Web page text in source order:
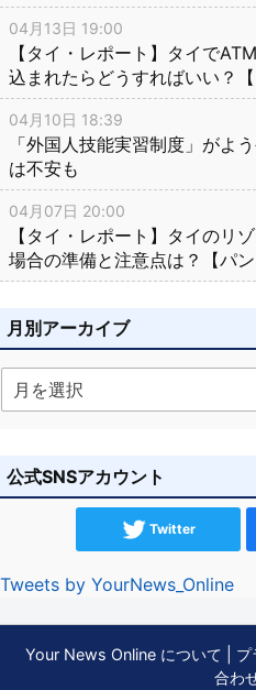
04月13日 19:00
【タイ・レポート】タイで
込まれたらどうすればいい？【
04月10日 18:39
「外国人技能実習制度」がよ
は不安も
04月07日 20:00
【タイ・レポート】タイのリ
場合の準備と注意点は？【パン
月別アーカイブ
公式SNSアカウント
Twitter
Tweets by YourNews_Online
Your News Online について プ
合わ